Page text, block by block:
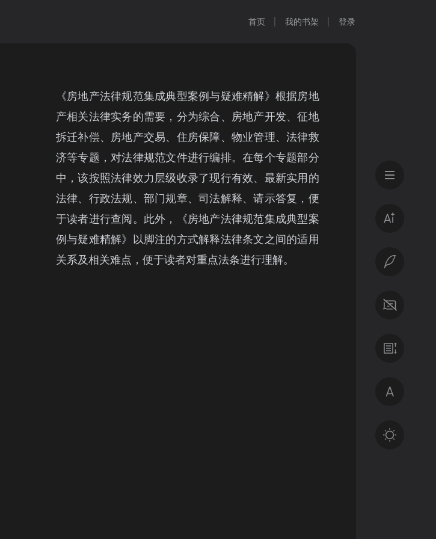
首页 我的书架 登录
《房地产法律规范集成典型案例与疑难精解》根据房地
产相关法律实务的需要，分为综合、房地产开发、征地
拆迁补偿、房地产交易、住房保障、物业管理、法律救
济等专题，对法律规范文件进行编排。在每个专题部分
中，该按照法律效力层级收录了现行有效、最新实用的
法律、行政法规、部门规章、司法解释、请示答复，便
于读者进行查阅。此外，《房地产法律规范集成典型案
例与疑难精解》以脚注的方式解释法律条文之间的适用
关系及相关难点，便于读者对重点法条进行理解。